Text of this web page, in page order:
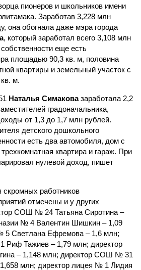
пионеров и школьников имени
Заработав 3,228 млн
она обогнала даже мэра города
, который заработал всего 3,108 млн
еще есть
площадью 90,3 кв. м, половина
квартиры и земельный участок с
м.
Наталья Симаковазаработала 2,2
градоначальника,
от 1,3 до 1,7 млн рублей.
детского дошкольного
есть два автомобиля, дом с
квартира и гараж. При
нулевой доход, пишет
работников
отмечены и у других
СОШ № 24 Татьяна Сиротина –
№ 4 Валентин Шишкин – 1,09
Светлана Ефремова – 1,6 млн;
Риф Тажиев – 1,79 млн; директор
– 1,148 млн; директор СОШ № 31
млн; директор лицея № 1 Лидия